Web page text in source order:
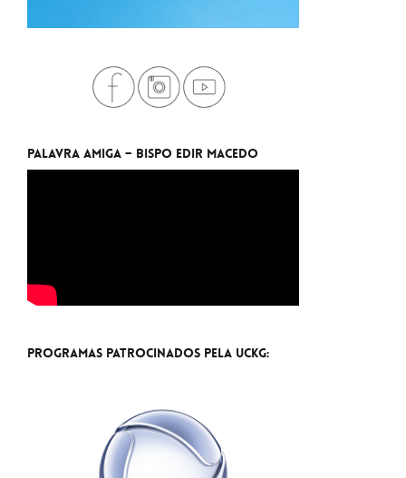
Palavra Amiga – Bispo Edir Macedo
Programas Patrocinados pela UCKG: